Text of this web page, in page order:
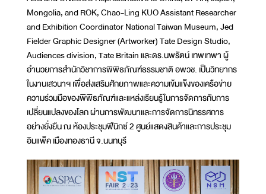
Mongolia, and ROK, Chao-Ling KUO Assistant Researcher
and Exhibition Coordinator National Taiwan Museum, Jed
Fielder Graphic Designer (Artworker) Tate Design Studio,
Audiences division, Tate Britain และดร.นพรัตน์ เทพเทพา ผู้
อำนวยการสำนักวิชาการพิพิธภัณฑ์ธรรมชาติ อพวช. เป็นวิทยากร
ในงานเสวนาฯ เพื่อส่งเสริมศักยภาพและความเข้มแข็งของเครือข่าย
ความร่วมมือของพิพิธภัณฑ์และแหล่งเรียนรู้ในการจัดการกับการ
เปลี่ยนแปลงของโลก ผ่านการพัฒนาและการจัดการนิทรรศการ
อย่างยั่งยืน ณ ห้องประชุมฟีนิกซ์ 2 ศูนย์แสดงสินค้าและการประชุม
อิมแพ็ค เมืองทองธานี จ.นนทบุรี